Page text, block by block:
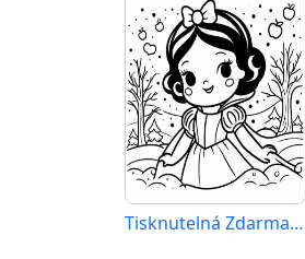
Tisknutelná Zdarma Sněhurka